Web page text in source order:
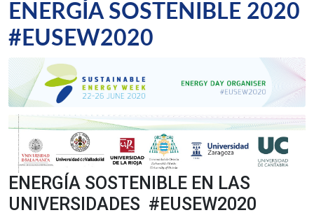
ENERGÍA SOSTENIBLE 2020
#EUSEW2020
ENERGÍA SOSTENIBLE EN LAS
UNIVERSIDADES #EUSEW2020